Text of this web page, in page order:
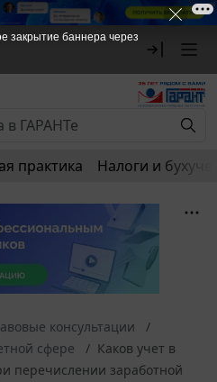
практика Налоги и
консультации
сфере
Каков учет в
перечислении заработной
закрытие баннера через